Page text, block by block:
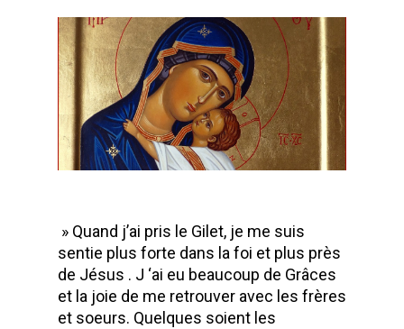
» Quand j’ai pris le Gilet, je me suis
sentie plus forte dans la foi et plus près
de Jésus . J ‘ai eu beaucoup de Grâces
et la joie de me retrouver avec les frères
et soeurs. Quelques soient les